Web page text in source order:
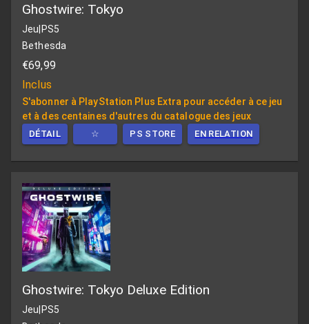
Ghostwire: Tokyo
Jeu|PS5
Bethesda
€69,99
Inclus
S'abonner à PlayStation Plus Extra pour accéder à ce jeu
et à des centaines d'autres du catalogue des jeux
DÉTAIL ☆ PS STORE EN RELATION
Ghostwire: Tokyo Deluxe Edition
Jeu PS5